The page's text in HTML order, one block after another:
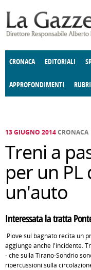
CRONACA EDITORIALI
APPROFONDIMENTI
E SPETTACOLI POLITICA
DELLE IDEE FATTI DELLO
13 GIUGNO 2014CRONACA
Treni a
per un
un'auto
Interessata la tratta
.Piove sul bagnato recita un
aggiunge anche l'incidente.
- che sulla Tirano-Sondrio
ripercussioni sulla